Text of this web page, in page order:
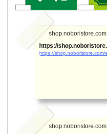
shop.noboristore.com
https://
https://shop.noboristore.com/
shop.noboristore.com